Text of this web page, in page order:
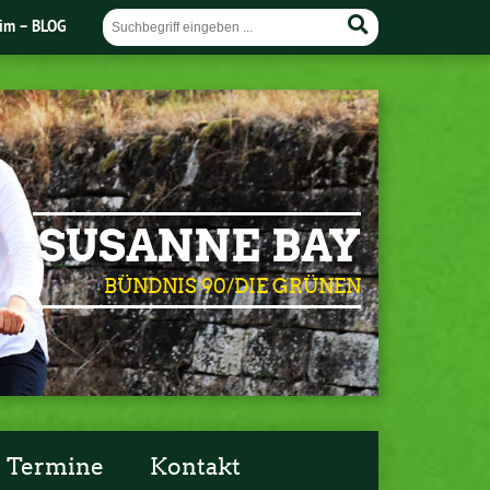
– BLOG
SUSANNE BAY
BÜNDNIS 90/DIE GRÜNEN
Termine Kontakt